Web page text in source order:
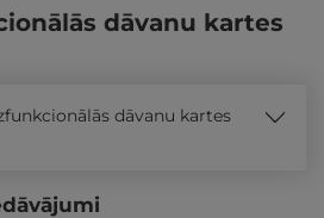
dāvanu kartes
dāvanu kartes